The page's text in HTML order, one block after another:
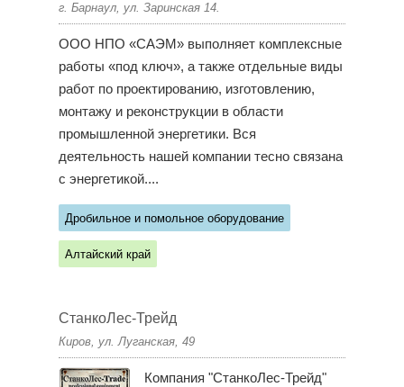
г. Барнаул, ул. Заринская 14.
ООО НПО «САЭМ» выполняет комплексные
работы «под ключ», а также отдельные виды
работ по проектированию, изготовлению,
монтажу и реконструкции в области
промышленной энергетики. Вся
деятельность нашей компании тесно связана
с энергетикой....
Дробильное и помольное оборудование
Алтайский край
СтанкоЛес-Трейд
Киров, ул. Луганская, 49
Компания "СтанкоЛес-Трейд"